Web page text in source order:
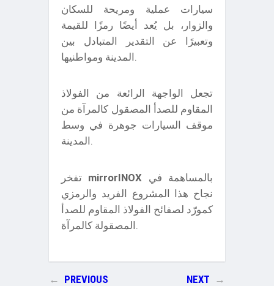
سيارات عملية ومريحة للسكان
والزوار، بل يُعد أيضًا رمزًا للقيمة
وتعبيرًا عن التقدير المتبادل بين
تجعل الواجهة الرائعة من الفولاذ
المقاوم للصدأ المصقول كالمرآة من
موقف السيارات جوهرة في وسط
المدينة.
تفخر mirrorINOX
نجاح هذا المشروع الفريد والرمزي
كمورّد لصفائح الفولاذ المقاوم للصدأ
← PREVIOUS NEXT →